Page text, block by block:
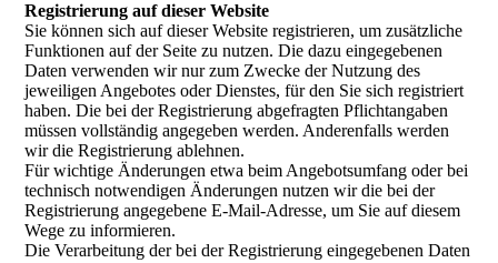
Registrierung auf dieser Website
Sie können sich auf dieser Website registrieren, um zusätzliche
Funktionen auf der Seite zu nutzen. Die dazu eingegebenen
Daten verwenden wir nur zum Zwecke der Nutzung des
jeweiligen Angebotes oder Dienstes, für den Sie sich registriert
haben. Die bei der Registrierung abgefragten Pflichtangaben
müssen vollständig angegeben werden. Anderenfalls werden
wir die Registrierung ablehnen.
Für wichtige Änderungen etwa beim Angebotsumfang oder bei
technisch notwendigen Änderungen nutzen wir die bei der
Registrierung angegebene E-Mail-Adresse, um Sie auf diesem
Wege zu informieren.
Die Verarbeitung der bei der Registrierung eingegebenen Daten